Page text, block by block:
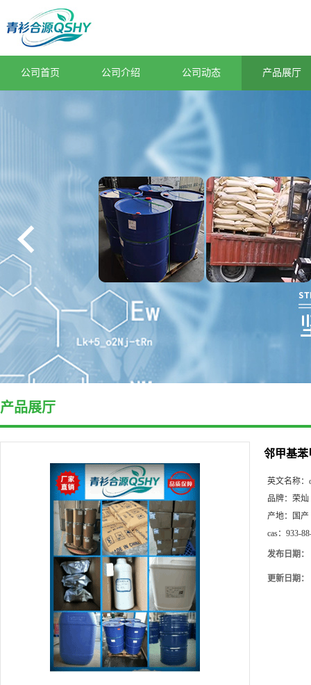
公司首页 公司介绍 公司动态 产品展厅
产品展厅
邻甲基苯
英文名称：
品牌： 荣灿
产地：
国产
cas： 933-
发布日期：
更新日期：